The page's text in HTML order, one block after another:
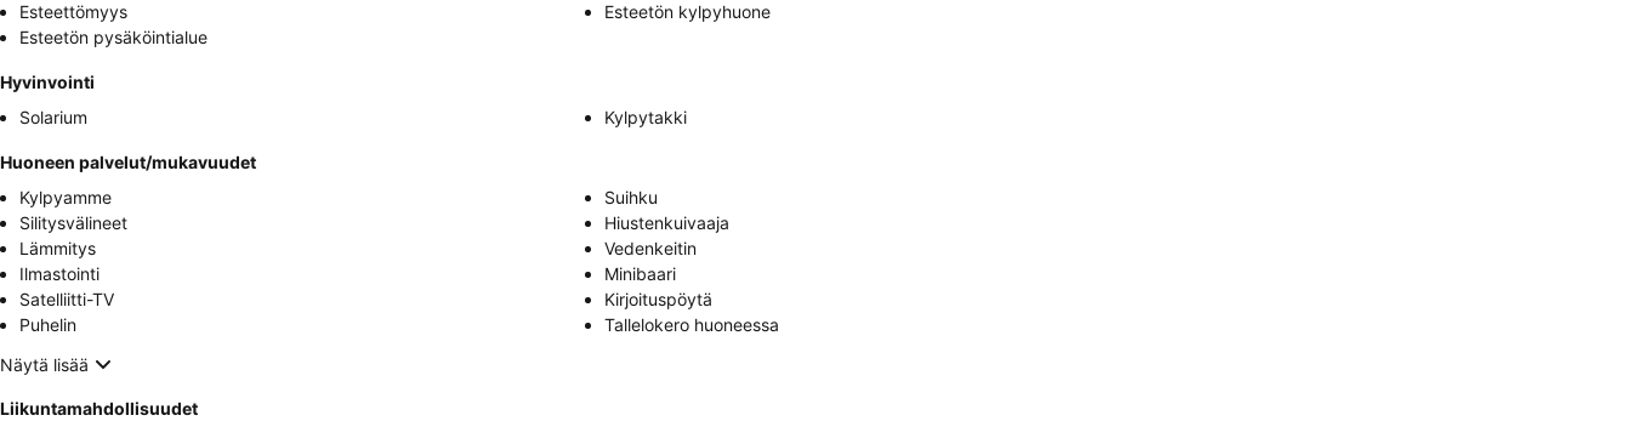
Esteettömyys
Esteetön kylpyhuone
Esteetön pysäköintialue
Hyvinvointi
Solarium
Kylpytakki
Huoneen palvelut/mukavuudet
Kylpyamme
Suihku
Silitysvälineet
Hiustenkuivaaja
Lämmitys
Vedenkeitin
Ilmastointi
Minibaari
Satelliitti-TV
Kirjoituspöytä
Puhelin
Tallelokero huoneessa
Näytä lisää
Liikuntamahdollisuudet